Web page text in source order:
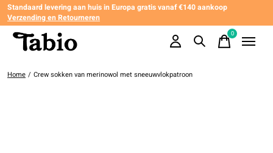
Standaard levering aan huis in Europa gratis vanaf €140 aankoop
Verzending en Retourneren
0items
Home / Crew sokken van merinowol met sneeuwvlokpatroon